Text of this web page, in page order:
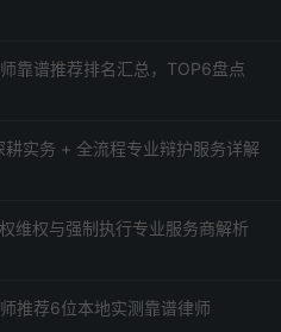
靠谱推荐排名汇总，TOP6盘点
实务 + 全流程专业辩护服务详解
维权与强制执行专业服务商解析
推荐6位本地实测靠谱律师